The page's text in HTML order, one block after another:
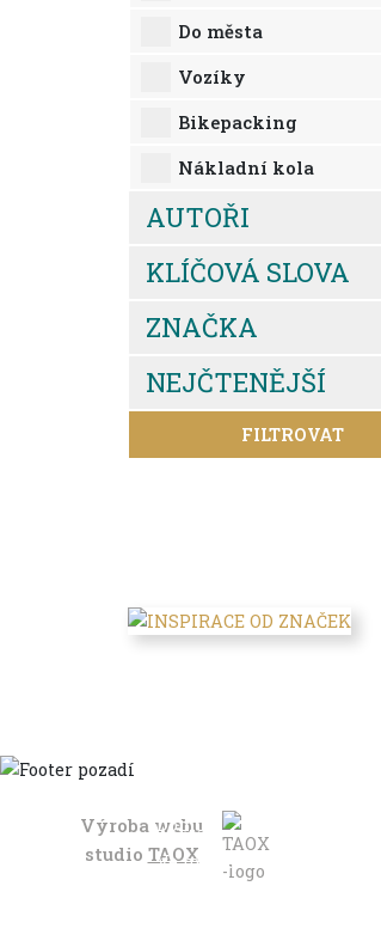
Do města
Vozíky
Bikepacking
Nákladní kola
AUTOŘI
KLÍČOVÁ SLOVA
ZNAČKA
NEJČTENĚJŠÍ
FILTROVAT
Výroba webu
studio TAOX
Domů
Ve městě